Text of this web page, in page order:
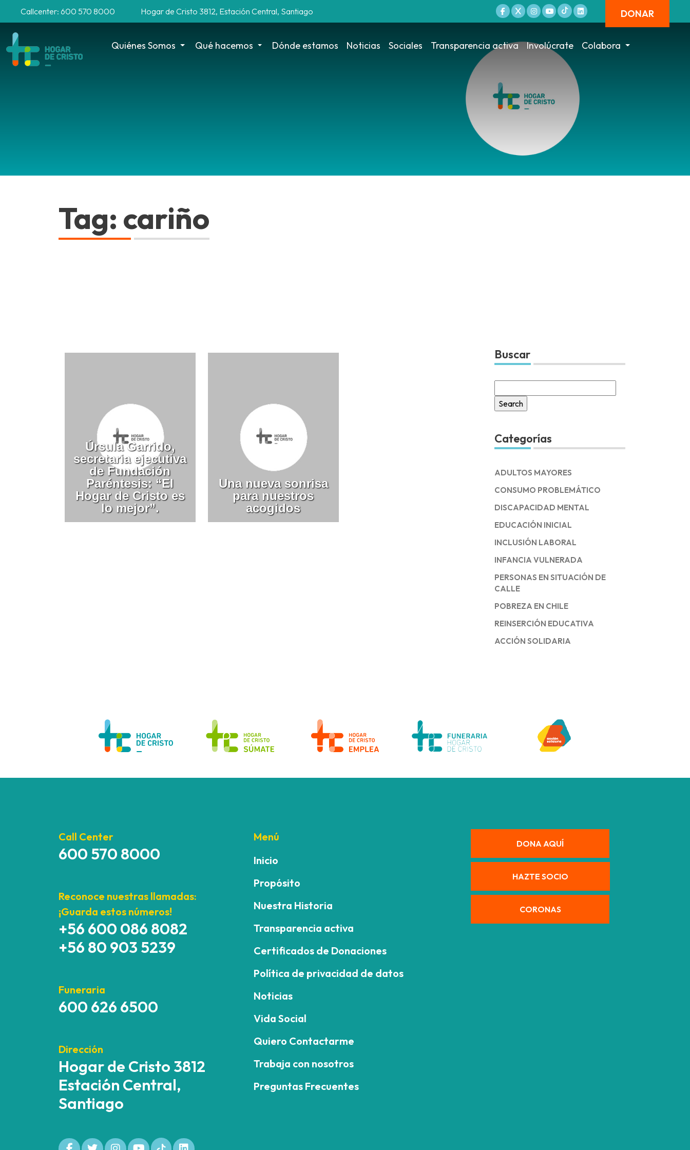
Callcenter: 600 570 8000 Hogar de Cristo 3812, Estación Central, Santiago DONAR
Quiénes Somos Qué hacemos Dónde estamos Noticias Sociales Transparencia activa Involúcrate Colabora
Tag: cariño
Úrsula Garrido,
secretaria ejecutiva
de Fundación
Paréntesis: “El
Hogar de Cristo es
lo mejor”.
Una nueva sonrisa
para nuestros
acogidos
Buscar
for:
Categorías
ADULTOS MAYORES
CONSUMO PROBLEMÁTICO
DISCAPACIDAD MENTAL
EDUCACIÓN INICIAL
INCLUSIÓN LABORAL
INFANCIA VULNERADA
PERSONAS EN SITUACIÓN DE
CALLE
POBREZA EN CHILE
REINSERCIÓN EDUCATIVA
ACCIÓN SOLIDARIA
Call Center
600 570 8000
Reconoce nuestras llamadas:
¡Guarda estos números!
+56 600 086 8082
+56 80 903 5239
Funeraria
600 626 6500
Dirección
Hogar de Cristo 3812
Estación Central,
Santiago
Menú
Inicio
Propósito
Nuestra Historia
Transparencia activa
Certificados de Donaciones
Política de privacidad de datos
Noticias
Vida Social
Quiero Contactarme
Trabaja con nosotros
Preguntas Frecuentes
DONA AQUÍ
HAZTE SOCIO
CORONAS